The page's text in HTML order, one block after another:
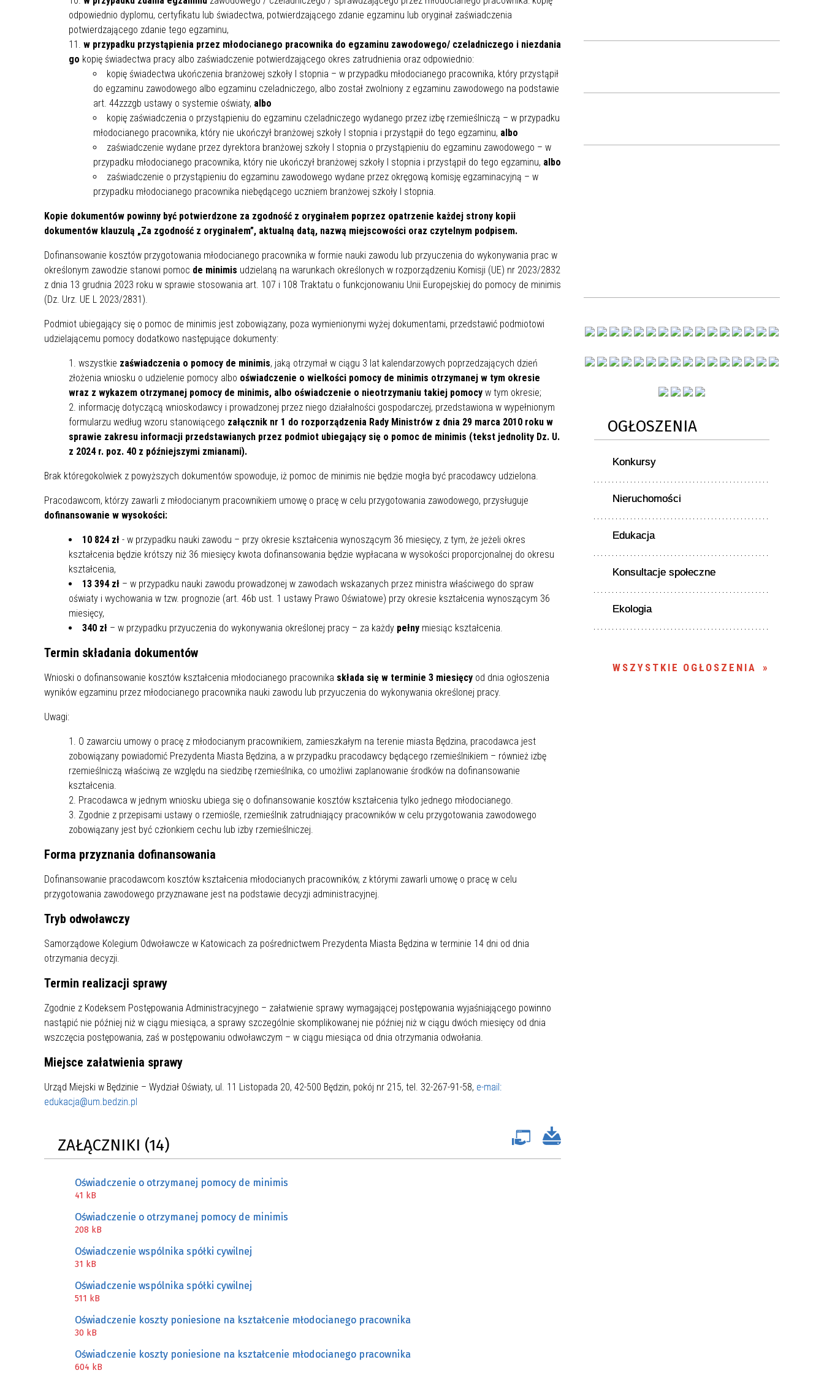
ZAKRESU RYNKU FINANSOWEGO
WAŻNA INFORMACJA - DOT.
PRZEPROWADZENIA OCENY
RYZYKA WEWNĘTRZNEGO
SYSTEMU WODOCIĄGOWEGO
odpowiednio dyplomu, certyfikatu lub świadectwa, potwierdzającego zdanie egzaminu lub oryginał zaświadczenia
potwierdzającego zdanie tego egzaminu,
w przypadku przystąpienia przez młodocianego pracownika do egzaminu zawodowego/ czeladniczego i niezdania
go kopię świadectwa pracy albo zaświadczenie potwierdzającego okres zatrudnienia oraz odpowiednio:
kopię świadectwa ukończenia branżowej szkoły I stopnia – w przypadku młodocianego pracownika, który przystąpił
do egzaminu zawodowego albo egzaminu czeladniczego, albo został zwolniony z egzaminu zawodowego na podstawie
art. 44zzzgb ustawy o systemie oświaty, albo
kopię zaświadczenia o przystąpieniu do egzaminu czeladniczego wydanego przez izbę rzemieślniczą – w przypadku
młodocianego pracownika, który nie ukończył branżowej szkoły I stopnia i przystąpił do tego egzaminu, albo
zaświadczenie wydane przez dyrektora branżowej szkoły I stopnia o przystąpieniu do egzaminu zawodowego – w
przypadku młodocianego pracownika, który nie ukończył branżowej szkoły I stopnia i przystąpił do tego egzaminu, albo
zaświadczenie o przystąpieniu do egzaminu zawodowego wydane przez okręgową komisję egzaminacyjną – w
przypadku młodocianego pracownika niebędącego uczniem branżowej szkoły I stopnia.
Kopie dokumentów powinny być potwierdzone za zgodność z oryginałem poprzez opatrzenie każdej strony kopii
dokumentów klauzulą „Za zgodność z oryginałem”, aktualną datą, nazwą miejscowości oraz czytelnym podpisem.
Dofinansowanie kosztów przygotowania młodocianego pracownika w formie nauki zawodu lub przyuczenia do wykonywania prac w
określonym zawodzie stanowi pomoc de minimis udzielaną na warunkach określonych w rozporządzeniu Komisji (UE) nr 2023/2832
z dnia 13 grudnia 2023 roku w sprawie stosowania art. 107 i 108 Traktatu o funkcjonowaniu Unii Europejskiej do pomocy de minimis
(Dz. Urz. UE L 2023/2831).
Podmiot ubiegający się o pomoc de minimis jest zobowiązany, poza wymienionymi wyżej dokumentami, przedstawić podmiotowi
udzielającemu pomocy dodatkowo następujące dokumenty:
wszystkie zaświadczenia o pomocy de minimis, jaką otrzymał w ciągu 3 lat kalendarzowych poprzedzających dzień
złożenia wniosku o udzielenie pomocy albo oświadczenie o wielkości pomocy de minimis otrzymanej w tym okresie
wraz z wykazem otrzymanej pomocy de minimis, albo oświadczenie o nieotrzymaniu takiej pomocy w tym okresie;
informację dotyczącą wnioskodawcy i prowadzonej przez niego działalności gospodarczej, przedstawiona w wypełnionym
formularzu według wzoru stanowiącego załącznik nr 1 do rozporządzenia Rady Ministrów z dnia 29 marca 2010 roku w
sprawie zakresu informacji przedstawianych przez podmiot ubiegający się o pomoc de minimis (tekst jednolity Dz. U.
z 2024 r. poz. 40 z późniejszymi zmianami).
Brak któregokolwiek z powyższych dokumentów spowoduje, iż pomoc de minimis nie będzie mogła być pracodawcy udzielona.
Pracodawcom, którzy zawarli z młodocianym pracownikiem umowę o pracę w celu przygotowania zawodowego, przysługuje
dofinansowanie w wysokości:
10 824 zł - w przypadku nauki zawodu – przy okresie kształcenia wynoszącym 36 miesięcy, z tym, że jeżeli okres
kształcenia będzie krótszy niż 36 miesięcy kwota dofinansowania będzie wypłacana w wysokości proporcjonalnej do okresu
kształcenia,
13 394 zł – w przypadku nauki zawodu prowadzonej w zawodach wskazanych przez ministra właściwego do spraw
oświaty i wychowania w tzw. prognozie (art. 46b ust. 1 ustawy Prawo Oświatowe) przy okresie kształcenia wynoszącym 36
miesięcy,
340 zł – w przypadku przyuczenia do wykonywania określonej pracy – za każdy pełny miesiąc kształcenia.
Termin składania dokumentów
Wnioski o dofinansowanie kosztów kształcenia młodocianego pracownika składa się w terminie 3 miesięcy od dnia ogłoszenia
wyników egzaminu przez młodocianego pracownika nauki zawodu lub przyuczenia do wykonywania określonej pracy.
Uwagi:
O zawarciu umowy o pracę z młodocianym pracownikiem, zamieszkałym na terenie miasta Będzina, pracodawca jest
zobowiązany powiadomić Prezydenta Miasta Będzina, a w przypadku pracodawcy będącego rzemieślnikiem – również izbę
rzemieślniczą właściwą ze względu na siedzibę rzemieślnika, co umożliwi zaplanowanie środków na dofinansowanie
kształcenia.
Pracodawca w jednym wniosku ubiega się o dofinansowanie kosztów kształcenia tylko jednego młodocianego.
Zgodnie z przepisami ustawy o rzemiośle, rzemieślnik zatrudniający pracowników w celu przygotowania zawodowego
zobowiązany jest być członkiem cechu lub izby rzemieślniczej.
Forma przyznania dofinansowania
Dofinansowanie pracodawcom kosztów kształcenia młodocianych pracowników, z którymi zawarli umowę o pracę w celu
przygotowania zawodowego przyznawane jest na podstawie decyzji administracyjnej.
Tryb odwoławczy
Samorządowe Kolegium Odwoławcze w Katowicach za pośrednictwem Prezydenta Miasta Będzina w terminie 14 dni od dnia
otrzymania decyzji.
Termin realizacji sprawy
Zgodnie z Kodeksem Postępowania Administracyjnego – załatwienie sprawy wymagającej postępowania wyjaśniającego powinno
nastąpić nie później niż w ciągu miesiąca, a sprawy szczególnie skomplikowanej nie później niż w ciągu dwóch miesięcy od dnia
wszczęcia postępowania, zaś w postępowaniu odwoławczym – w ciągu miesiąca od dnia otrzymania odwołania.
Miejsce załatwienia sprawy
Urząd Miejski w Będzinie – Wydział Oświaty, ul. 11 Listopada 20, 42-500 Będzin, pokój nr 215, tel. 32-267-91-58, e-mail:
edukacja@um.bedzin.pl
ZAŁĄCZNIKI (14)
Oświadczenie o otrzymanej pomocy de minimis
41 kB
Oświadczenie o otrzymanej pomocy de minimis
208 kB
Oświadczenie wspólnika spółki cywilnej
31 kB
Oświadczenie wspólnika spółki cywilnej
511 kB
Oświadczenie koszty poniesione na kształcenie młodocianego pracownika
30 kB
Oświadczenie koszty poniesione na kształcenie młodocianego pracownika
604 kB
OGŁOSZENIA
Konkursy
Nieruchomości
Edukacja
Konsultacje społeczne
Ekologia
WSZYSTKIE OGŁOSZENIA